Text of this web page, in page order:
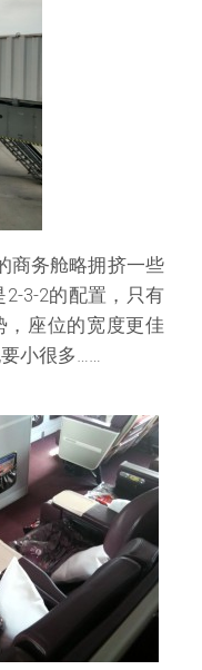
商务舱略拥挤一些
2-3-2的配置，只有
，座位的宽度更佳
小很多……